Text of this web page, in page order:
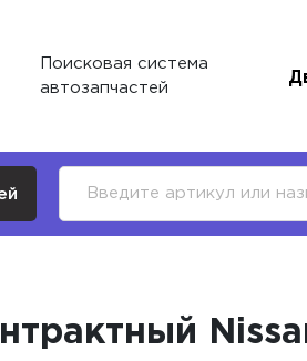
Поисковая система
автозапчастей